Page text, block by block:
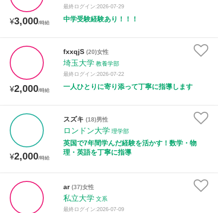
¥3,000/時給
最終ログイン:2026-07-29
中学受験経験あり！！！
¥2,000/時給
fxxqjS (20)女性
埼玉大学 教養学部
最終ログイン:2026-07-22
一人ひとりに寄り添って丁寧に指導します
¥2,000/時給
スズキ (18)男性
ロンドン大学 理学部
英国で7年間学んだ経験を活かす！数学・物
理・英語を丁寧に指導
ar (37)女性
私立大学 文系
最終ログイン:2026-07-09